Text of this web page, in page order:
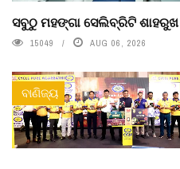
ସବୁଠୁ ମହଙ୍ଗା ସେଲିବ୍ରିଟି ଶାହରୁଖ
15049 AUG 06, 2026
ବାଣିଜ୍ୟ